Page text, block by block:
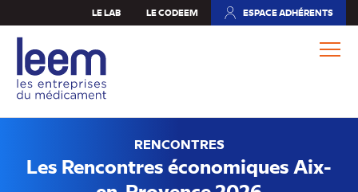
au
contenu
principal
LE LAB LE CODEEM ESPACE ADHÉRENTS
(NOUVEL
RENCONTRES
Les Rencontres économiques Aix-